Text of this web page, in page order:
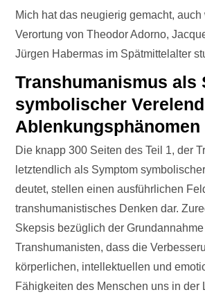
Mich hat das neugierig gemacht,
Verortung von Theodor Adorno,
Jürgen Habermas im Spätmittelalter
Transhumanismus als
symbolischer
Ablenkungsphänomen
Die knapp 300 Seiten des Teil 1, der
letztendlich als Symptom
deutet, stellen einen ausführlichen
transhumanistisches Denken dar.
Skepsis bezüglich der
Transhumanisten, dass die
körperlichen, intellektuellen und
Fähigkeiten des Menschen uns in der